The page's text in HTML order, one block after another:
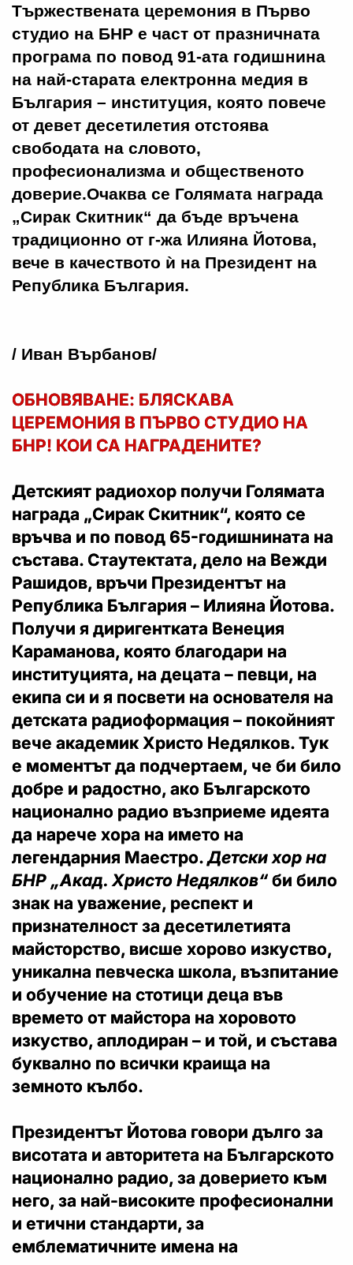
Тържествената церемония в Първо
студио на БНР е част от празничната
програма по повод 91-ата годишнина
на най-старата електронна медия в
България – институция, която повече
от девет десетилетия отстоява
свободата на словото,
професионализма и общественото
доверие.Очаква се Голямата награда
„Сирак Скитник“ да бъде връчена
традиционно от г-жа Илияна Йотова,
вече в качеството ѝ на Президент на
Република България.
/ Иван Върбанов/
ОБНОВЯВАНЕ: БЛЯСКАВА
ЦЕРЕМОНИЯ В ПЪРВО СТУДИО НА
БНР! КОИ СА НАГРАДЕНИТЕ?
Детският радиохор получи Голямата
награда „Сирак Скитник“, която се
връчва и по повод 65-годишнината на
състава. Стаутектата, дело на Вежди
Рашидов, връчи Президентът на
Република България – Илияна Йотова.
Получи я диригентката Венеция
Караманова, която благодари на
институцията, на децата – певци, на
екипа си и я посвети на основателя на
детската радиоформация – покойният
вече академик Христо Недялков. Тук
е моментът да подчертаем, че би било
добре и радостно, ако Българското
национално радио възприеме идеята
да нарече хора на името на
легендарния Маестро. Детски хор на
БНР „Акад. Христо Недялков“ би било
знак на уважение, респект и
признателност за десетилетията
майсторство, висше хорово изкуство,
уникална певческа школа, възпитание
и обучение на стотици деца във
времето от майстора на хоровото
изкуство, аплодиран – и той, и състава
буквално по всички краища на
земното кълбо.
Президентът Йотова говори дълго за
висотата и авторитета на Българското
национално радио, за доверието към
него, за най-високите професионални
и етични стандарти, за
емблематичните имена на